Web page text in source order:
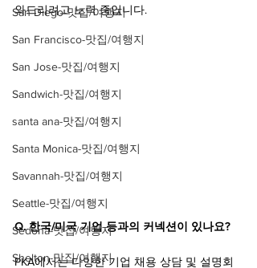
San Diego-맛집/여행지
San Francisco-맛집/여행지
San Jose-맛집/여행지
Sandwich-맛집/여행지
santa ana-맛집/여행지
Santa Monica-맛집/여행지
Savannah-맛집/여행지
Seattle-맛집/여행지
Sedona-맛집/여행지
Shelton-맛집/여행지
와드리려고 노력 중입니다.
Q. 한국/미국 기업 등과의 커넥션이 있나요?
PKA에서는 다양한 기업 채용 상담 및 설명회